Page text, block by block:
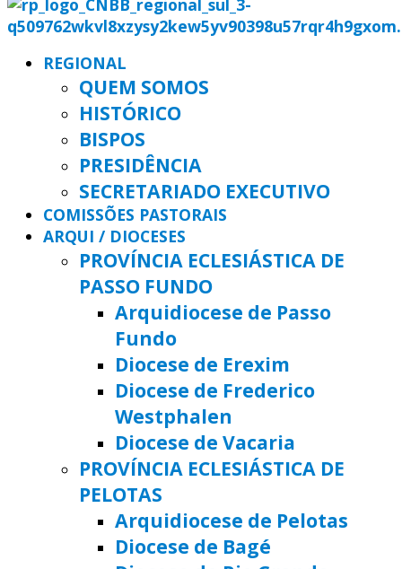
REGIONAL
QUEM SOMOS
HISTÓRICO
BISPOS
PRESIDÊNCIA
SECRETARIADO EXECUTIVO
COMISSÕES PASTORAIS
ARQUI / DIOCESES
PROVÍNCIA ECLESIÁSTICA DE
PASSO FUNDO
Arquidiocese de Passo
Fundo
Diocese de Erexim
Diocese de Frederico
Westphalen
Diocese de Vacaria
PROVÍNCIA ECLESIÁSTICA DE
PELOTAS
Arquidiocese de Pelotas
Diocese de Bagé